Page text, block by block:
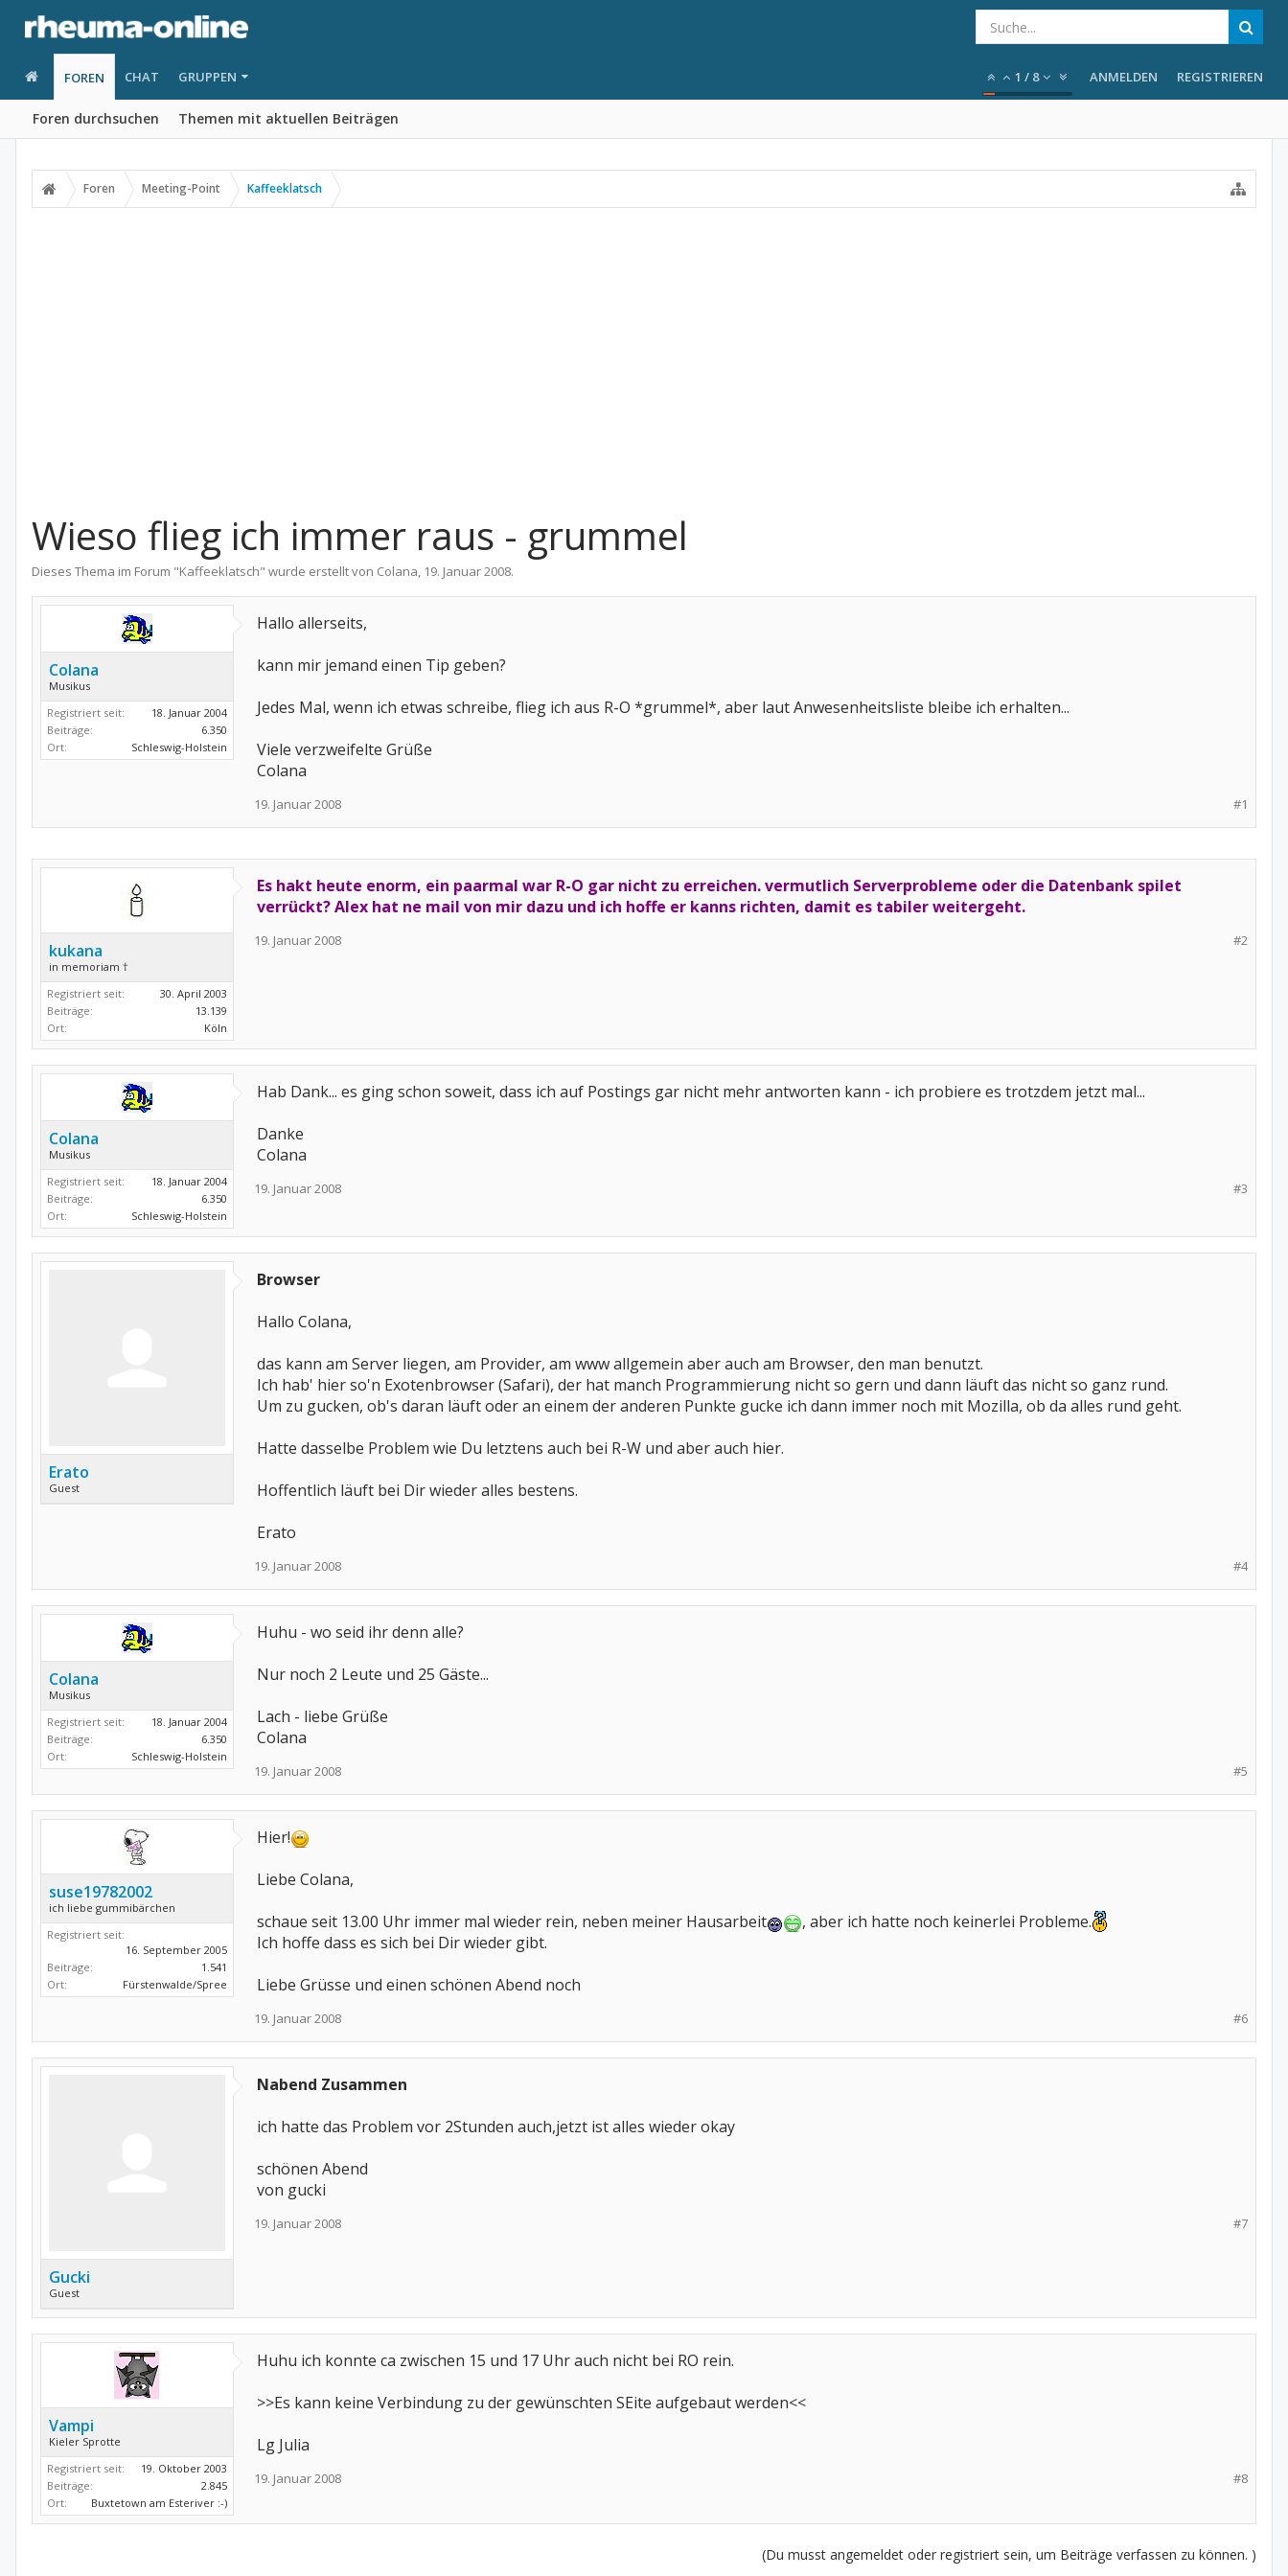
FOREN
Foren durchsuchen Themen mit aktuellen Beiträgen
CHAT GRUPPEN 1 / 8 ANMELDEN REGISTRIEREN
Foren Meeting-Point Kaffeeklatsch
Wieso flieg ich immer raus - grummel
Dieses Thema im Forum "Kaffeeklatsch" wurde erstellt von Colana, 19. Januar 2008.
Colana
Musikus
Registriert seit:
18. Januar 2004
Beiträge:
6.350
Ort:
Schleswig-Holstein
Hallo allerseits,
kann mir jemand einen Tip geben?
Jedes Mal, wenn ich etwas schreibe, flieg ich aus R-O *grummel*, aber laut Anwesenheitsliste bleibe ich erhalten...
Viele verzweifelte Grüße
Colana
#1
19. Januar 2008
kukana
in memoriam †
Registriert seit:
30. April 2003
Beiträge:
13.139
Ort:
Köln
Es hakt heute enorm, ein paarmal war R-O gar nicht zu erreichen. vermutlich Serverprobleme oder die Datenbank spilet
verrückt? Alex hat ne mail von mir dazu und ich hoffe er kanns richten, damit es tabiler weitergeht.
#2
19. Januar 2008
Colana
Musikus
Registriert seit:
18. Januar 2004
Beiträge:
6.350
Ort:
Schleswig-Holstein
Hab Dank... es ging schon soweit, dass ich auf Postings gar nicht mehr antworten kann - ich probiere es trotzdem jetzt mal...
Danke
Colana
#3
19. Januar 2008
Erato
Guest
Browser
Hallo Colana,
das kann am Server liegen, am Provider, am www allgemein aber auch am Browser, den man benutzt.
Ich hab' hier so'n Exotenbrowser (Safari), der hat manch Programmierung nicht so gern und dann läuft das nicht so ganz rund.
Um zu gucken, ob's daran läuft oder an einem der anderen Punkte gucke ich dann immer noch mit Mozilla, ob da alles rund geht.
Hatte dasselbe Problem wie Du letztens auch bei R-W und aber auch hier.
Hoffentlich läuft bei Dir wieder alles bestens.
Erato
#4
19. Januar 2008
Colana
Musikus
Registriert seit:
18. Januar 2004
Beiträge:
6.350
Ort:
Schleswig-Holstein
Huhu - wo seid ihr denn alle?
Nur noch 2 Leute und 25 Gäste...
Lach - liebe Grüße
Colana
#5
19. Januar 2008
suse19782002
ich liebe gummibärchen
Registriert seit:
16. September 2005
Beiträge:
1.541
Ort:
Fürstenwalde/Spree
Hier!
Liebe Colana,
schaue seit 13.00 Uhr immer mal wieder rein, neben meiner Hausarbeit
, aber ich hatte noch keinerlei Probleme.
Ich hoffe dass es sich bei Dir wieder gibt.
Liebe Grüsse und einen schönen Abend noch
#6
19. Januar 2008
Gucki
Guest
Nabend Zusammen
ich hatte das Problem vor 2Stunden auch,jetzt ist alles wieder okay
schönen Abend
von gucki
#7
19. Januar 2008
Vampi
Kieler Sprotte
Registriert seit:
19. Oktober 2003
Beiträge:
2.845
Ort:
Buxtetown am Esteriver :-)
Huhu ich konnte ca zwischen 15 und 17 Uhr auch nicht bei RO rein.
>>Es kann keine Verbindung zu der gewünschten SEite aufgebaut werden<<
Lg Julia
#8
19. Januar 2008
(Du musst angemeldet oder registriert sein, um Beiträge verfassen zu können. )